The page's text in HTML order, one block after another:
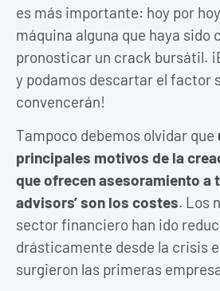
es más importante: hoy por
máquina alguna que haya sido
pronosticar un crack bursátil.
y podamos descartar el factor
convencerán!
Tampoco debemos olvidar que
principales motivos de la
que ofrecen asesoramiento a
advisors’ son los costes. Los
sector financiero han ido
drásticamente desde la crisis
surgieron las primeras